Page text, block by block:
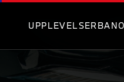
UPPLEVELSER